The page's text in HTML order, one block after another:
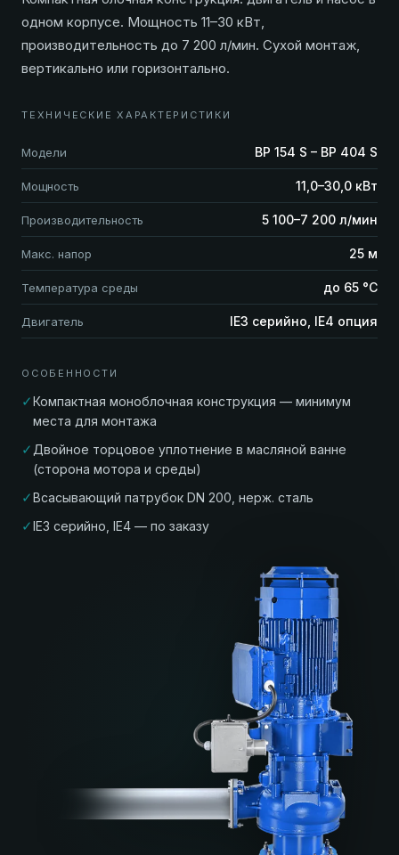
одном корпусе. Мощность 11–30 кВт,
производительность до 7 200 л/мин. Сухой монтаж,
вертикально или горизонтально.
ТЕХНИЧЕСКИЕ ХАРАКТЕРИСТИКИ
Модели BP 154 S – BP 404 S
Мощность 11,0–30,0 кВт
Производительность 5 100–7 200 л/мин
Макс. напор 25 м
Температура среды до 65 °C
Двигатель IE3 серийно, IE4 опция
ОСОБЕННОСТИ
✓Компактная моноблочная конструкция — минимум
места для монтажа
✓ Двойное торцовое уплотнение в масляной ванне
(сторона мотора и среды)
✓Всасывающий патрубок DN 200, нерж. сталь
✓IE3 серийно, IE4 — по заказу